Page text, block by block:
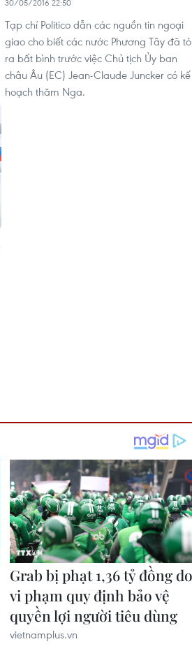
30/05/2016 22:50
Tạp chí Politico dẫn các nguồn tin ngoại
giao cho biết các nước Phương Tây đã tỏ
ra bất bình trước việc Chủ tịch Ủy ban
châu Âu (EC) Jean-Claude Juncker có kế
hoạch thăm Nga.